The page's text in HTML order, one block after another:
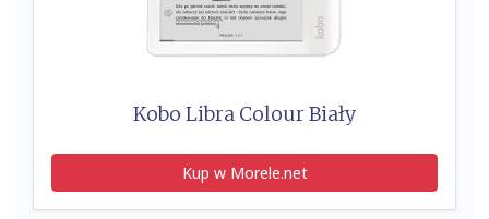
Kobo Libra Colour Biały
Kup w Morele.net